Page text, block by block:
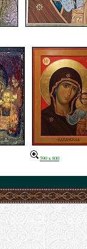
590 x 800